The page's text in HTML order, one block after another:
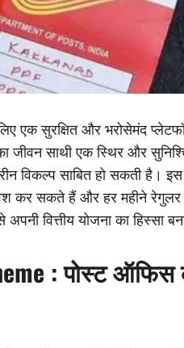
एक सुरक्षित और भरोसेमंद
जीवन साथी एक स्थिर और
विकल्प साबित हो सकती है।
कर सकते हैं और हर महीने
वित्तीय योजना का हिस्सा
:पोस्ट ऑफिस